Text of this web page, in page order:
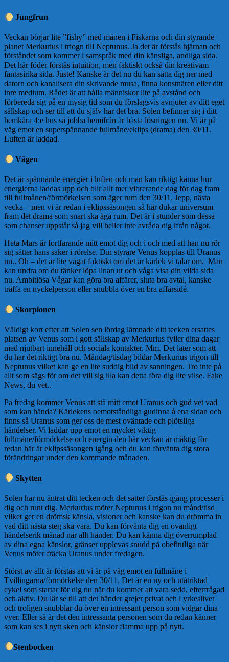
Jungfrun
Veckan börjar lite ”fishy” med månen i Fiskarna och din styrande
planet Merkurius i triogn till Neptunus. Ja det är förstås hjärnan och
förståndet som kommer i samspråk med din känsliga, andliga sida.
Det här föder förstås intuition, men faktiskt också din kreativam
fantasirika sida. Juste! Kanske är det nu du kan sätta dig ner med
datorn och kanalisera din skrivande musa, finna konstnären eller ditt
inre medium. Rådet är att hålla människor lite på avstånd och
förbereda sig på en mysig tid som du förslagsvis avnjuter av ditt eget
sällskap och ser till att du själv har det bra. Solen befinner sig i ditt
hemkära 4:e hus så jobba hemifrån är bästa lösningen nu. Vi är på
väg emot en superspännande fullmåne/eklips (drama) den 30/11.
Luften är laddad.
Vågen
Det är spännande energier i luften och man kan riktigt känna hur
energierna laddas upp och blir allt mer vibrerande dag för dag fram
till fullmånen/förmörkelsen som äger rum den 30/11. Jepp, nästa
vecka – men vi är redan i eklipssäsongen så här dukar universum
fram det drama som snart ska äga rum. Det är i stunder som dessa
som chanser uppstår så jag vill heller inte avråda dig ifrån något.
Heta Mars är fortfarande mitt emot dig och i och med att han nu rör
sig sätter hans saker i rörelse. Din styrare Venus kopplas till Uranus
nu.. Oh – det är lite vågat faktiskt om det är kärlek vi talar om. Man
kan undra om du tänker löpa linan ut och våga visa din vilda sida
nu. Ambitiösa Vågar kan göra bra affärer, sluta bra avtal, kanske
träffa en nyckelperson eller snubbla över en bra affärsidé.
Skorpionen
Väldigt kort efter att Solen sen lördag lämnade ditt tecken ersattes
platsen av Venus som i gott sällskap av Merkurius fyller dina dagar
med njutbart innehåll och sociala kontakter. Mm. Det låter som att
du har det riktigt bra nu. Måndag/tisdag bildar Merkurius trigon till
Neptunus vilket kan ge en lite suddig bild av sanningen. Tro inte på
allt som sägs för om det vill sig illa kan detta föra dig lite vilse. Fake
News, du vet..
På fredag kommer Venus att stå mitt emot Uranus och gud vet vad
som kan hända? Kärlekens oemotståndliga gudinna å ena sidan och
finns så Uranus som ger oss de mest oväntade och plötsliga
händelser. Vi laddar upp emot en mycket viktig
fullmåne/förmörkelse och energin den här veckan är mäktig för
redan här är eklipssäsongen igång och du kan förvänta dig stora
förändringar under den kommande månaden.
Skytten
Solen har nu äntrat ditt tecken och det sätter förstås igång processer i
dig och runt dig. Merkurius möter Neptunus i trigon nu månd/tisd
vilket ger en drömsk känsla, visioner och kanske kan du drömma in
vad ditt nästa steg ska vara. Du kan förvänta dig en ovanligt
händelserik månad när allt händer. Du kan känna dig överrumplad
av dina egna känslor, gränser upplevas snudd på obefintliga när
Venus möter fräcka Uranus under fredagen.
Störst av allt är förstås att vi är på väg emot en fullmåne i
Tvillingarna/förmörkelse den 30/11. Det är en ny och utåtriktad
cykel som startar för dig nu när du kommer att vara sedd, efterfrågad
och aktiv. Du lär se till att det händer grejer privat och i yrkeslivet
och troligen snubblar du över en intressant person som vidgar dina
vyer. Eller så är det den intressanta personen som du redan känner
som kan ses i nytt sken och känslor flamma upp på nytt.
Stenbocken